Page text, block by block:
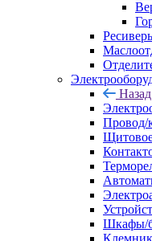
Назад
Провод/
Шкафы/